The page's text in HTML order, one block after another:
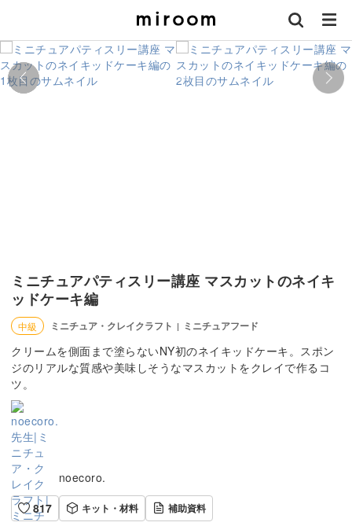
ミニチュアパティスリー講座 マスカットのネイキ
ッドケーキ編
中級 ミニチュア・クレイクラフト | ミニチュアフード
クリームを側面まで塗らないNY初のネイキッドケーキ。スポン
ジのリアルな質感や美味しそうなマスカットをクレイで作るコ
ツ。
noecoro.
817
キット・材料 補助資料